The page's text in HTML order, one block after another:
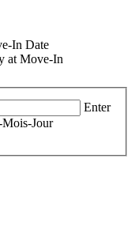
In Date
at Move-In
Enter
Mois-Jour